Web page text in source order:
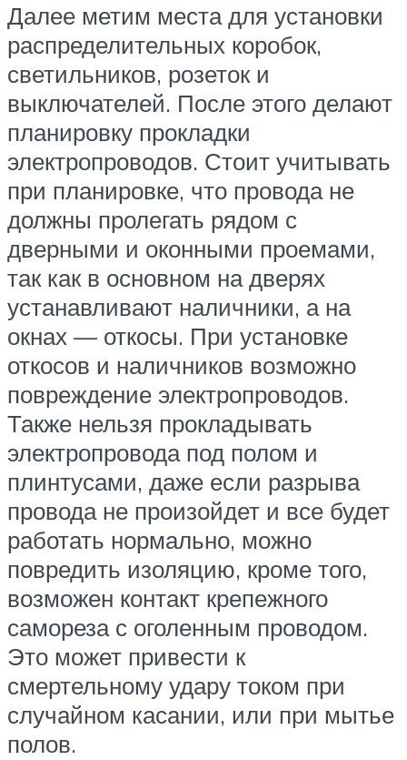
Далее метим места для установки
распределительных коробок,
светильников, розеток и
выключателей. После этого делают
планировку прокладки
электропроводов. Стоит учитывать
при планировке, что провода не
должны пролегать рядом с
дверными и оконными проемами,
так как в основном на дверях
устанавливают наличники, а на
окнах — откосы. При установке
откосов и наличников возможно
повреждение электропроводов.
Также нельзя прокладывать
электропровода под полом и
плинтусами, даже если разрыва
провода не произойдет и все будет
работать нормально, можно
повредить изоляцию, кроме того,
возможен контакт крепежного
самореза с оголенным проводом.
Это может привести к
смертельному удару током при
случайном касании, или при мытье
полов.